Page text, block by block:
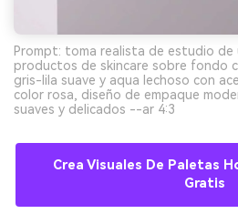
Prompt: toma realista de estudio de
productos de skincare sobre fondo
gris-lila suave y aqua lechoso con
color rosa, diseño de empaque
suaves y delicados --ar 4:3
Crea Visuales De Paletas
Gratis